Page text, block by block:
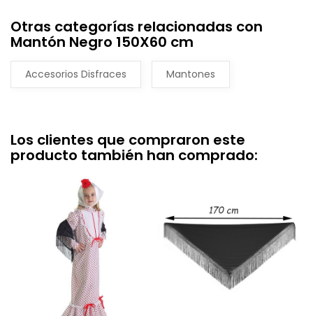
Otras categorías relacionadas con
Mantón Negro 150X60 cm
Accesorios Disfraces Mantones
Los clientes que compraron este
producto también han comprado: